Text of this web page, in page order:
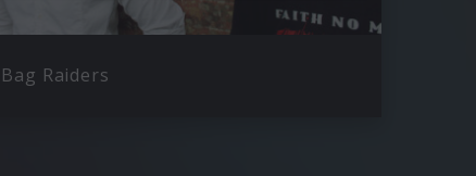
Bag Raiders